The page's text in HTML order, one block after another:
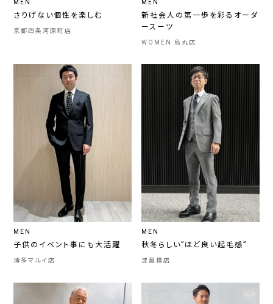
MEN
さりげない個性を楽しむ
京都四条河原町店
MEN
新社会人の第一歩を彩るオーダ
ースーツ
WOMEN 烏丸店
MEN
子供のイベント事にも大活躍
博多マルイ店
MEN
秋冬らしい”ほど良い起毛感”
淀屋橋店